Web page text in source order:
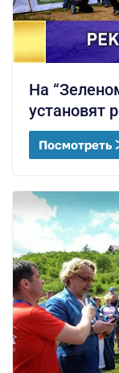
На
установят
Посмотреть